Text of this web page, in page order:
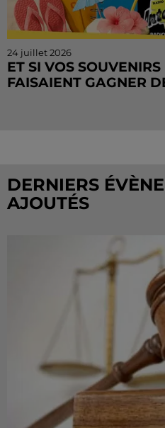
24 juillet 2026
ET SI VOS
FAISAIENT GAGNER
DERNIERS
AJOUTÉS